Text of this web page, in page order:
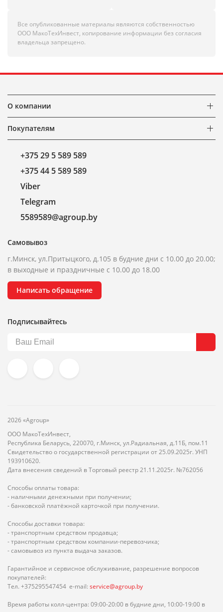
Все опубликованные материалы являются собственностью
ООО МакоТехИнвест, копирование информации без согласия
владельца запрещено.
О компании
Покупателям
+375 29 5 589 589
+375 44 5 589 589
Viber
Telegram
5589589@agroup.by
Самовывоз
г.Минск, ул.Притыцкого, д.105 в будние дни с 10.00 до 20.00;
в выходные и праздничные с 10.00 до 18.00
Написать обращение
Подписывайтесь
2026 «Agroup»
ООО МакоТехИнвест,
Республика Беларусь, 220070, г.Минск, ул.Радиальная, д.11Б, пом.11
Свидетельство о государственной регистрации от 25.09.2025г. УНП
193910620.
Дата внесения сведений в Торговый реестр 21.11.2025г. №762056
Способы оплаты товара:
- наличными денежными при получении;
- банковской платёжной карточкой при получении.
Способы доставки товара:
- транспортным средством продавца;
- транспортным средством компании-перевозчика;
- самовывоз из пункта выдача заказов.
Гарантийное и сервисное обслуживание, разрешение вопросов
покупателей:
Тел. +375295547454 e-mail: service@agroup.by
Время работы колл-центра: 09:00-20:00 в будние дни, 10:00-19:00 в